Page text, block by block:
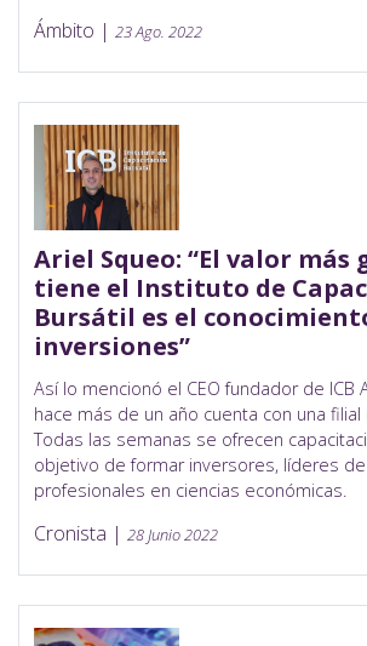
Ámbito | 23 Ago. 2022
Ariel Squeo: “El valor más
tiene el Instituto de
Bursátil es el
inversiones”
Así lo mencionó el CEO fundador de ICB
hace más de un año cuenta con una filial
Todas las semanas se ofrecen
objetivo de formar inversores, líderes
profesionales en ciencias económicas.
Cronista | 28 Junio 2022